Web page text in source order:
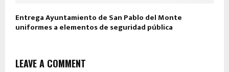
Entrega Ayuntamiento de San Pablo del Monte
uniformes a elementos de seguridad pública
LEAVE A COMMENT